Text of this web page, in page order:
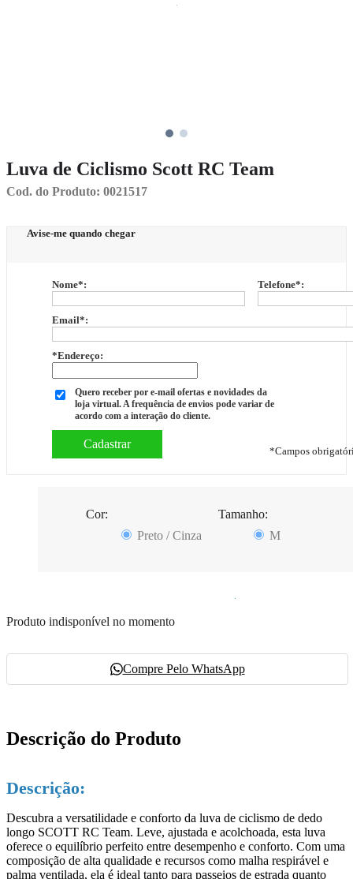
Luva de Ciclismo Scott RC Team
Cod. do Produto: 0021517
Avise-me quando chegar
Nome*: Telefone*:
Email*:
*Endereço:
Quero receber por e-mail ofertas e novidades da
loja virtual. A frequência de envios pode variar de
acordo com a interação do cliente.
*Campos
Cor:
Preto / Cinza
Tamanho:
M
Produto indisponível no momento
Compre Pelo WhatsApp
Descrição do Produto
Descrição:
Descubra a versatilidade e conforto da luva de ciclismo de dedo
longo SCOTT RC Team. Leve, ajustada e acolchoada, esta luva
oferece o equilíbrio perfeito entre desempenho e conforto. Com uma
composição de alta qualidade e recursos como malha respirável e
palma ventilada, ela é ideal tanto para passeios de estrada quanto